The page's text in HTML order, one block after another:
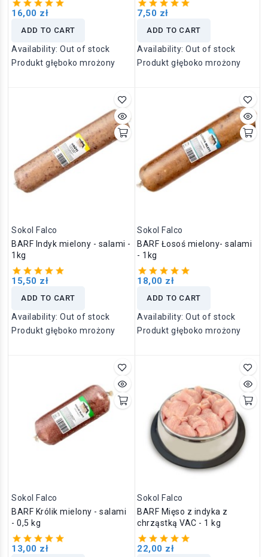
16,00 zł
ADD TO CART
Availability:Out of stock
Produkt głęboko mrożony
7,50 zł
ADD TO CART
Availability: Out of stock
Produkt głęboko mrożony
Sokol Falco
BARF Indyk mielony - salami -
1kg
15,50 zł
ADD TO CART
Availability:Out of stock
Produkt głęboko mrożony
Sokol Falco
BARF Łosoś mielony- salami
- 1kg
18,00 zł
ADD TO CART
Availability: Out of stock
Produkt głęboko mrożony
Sokol Falco
BARF Królik mielony - salami
- 0,5 kg
13,00 zł
Sokol Falco
BARF Mięso z indyka z
chrząstką VAC - 1 kg
22,00 zł